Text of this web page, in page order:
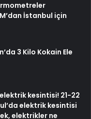
İstanbul için
3 Kilo Kokain Ele
kesintisi! 21-22
elektrik kesintisi
elektrikler ne